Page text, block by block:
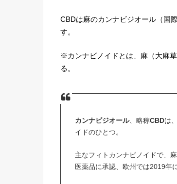
CBDは麻のカンナビジオール（国
す。
※カンナビノイドとは、麻（大麻
る。
カンナビジオール、略称CBDは
イドのひとつ。
主なフィトカンナビノイドで、
医薬品に承認、欧州では2019年